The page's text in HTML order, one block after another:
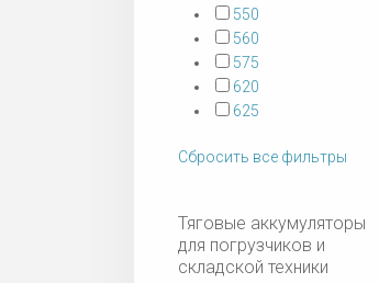
550
560
575
620
625
Сбросить все фильтры
Тяговые аккумуляторы
для погрузчиков и
складской техники